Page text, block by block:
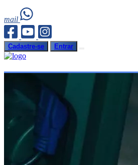
mail
Cadastre-se Entrar